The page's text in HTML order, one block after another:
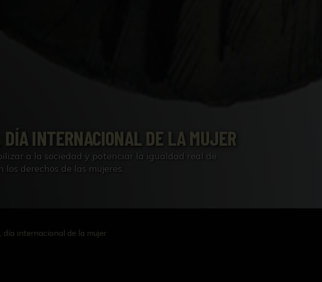
DÍA INTERNACIONAL DE LA MUJER
a la sociedad y potenciar la igualdad real de
los derechos de las mujeres.
día internacional de la mujer